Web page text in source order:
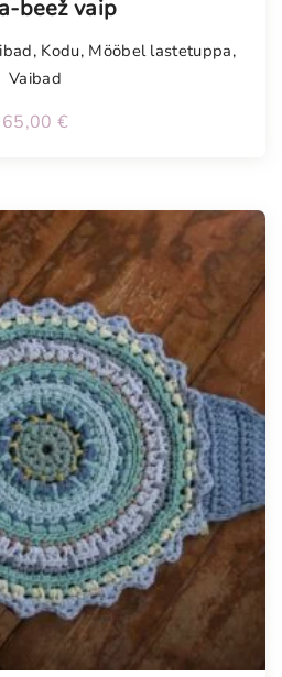
beež vaip
, Kodu, Mööbel lastetuppa,
Vaibad
65,00 €